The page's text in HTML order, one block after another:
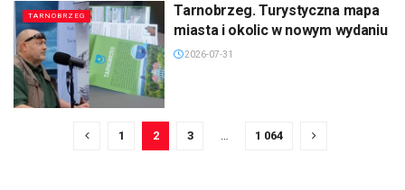
TARNOBRZEG
Tarnobrzeg. Turystyczna mapa
miasta i okolic w nowym wydaniu
2026-07-31
1 2 3 … 1 064